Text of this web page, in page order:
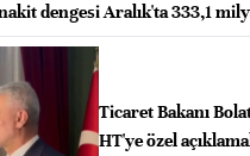
dengesi Aralık'ta 333,1
Ticaret Bakanı
HT'ye özel